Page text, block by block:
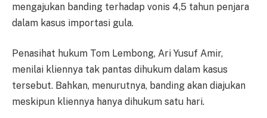
mengajukan banding terhadap vonis 4,5 tahun penjara
dalam kasus importasi gula.
Penasihat hukum Tom Lembong, Ari Yusuf Amir,
menilai kliennya tak pantas dihukum dalam kasus
tersebut. Bahkan, menurutnya, banding akan diajukan
meskipun kliennya hanya dihukum satu hari.